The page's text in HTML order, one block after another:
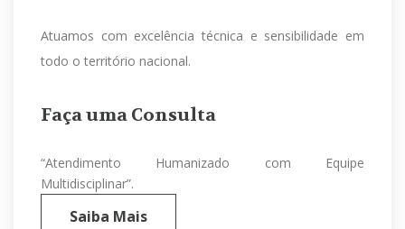
Atuamos com excelência técnica e sensibilidade em
todo o território nacional.
Faça uma Consulta
“Atendimento Humanizado com Equipe
Multidisciplinar”.
Saiba Mais